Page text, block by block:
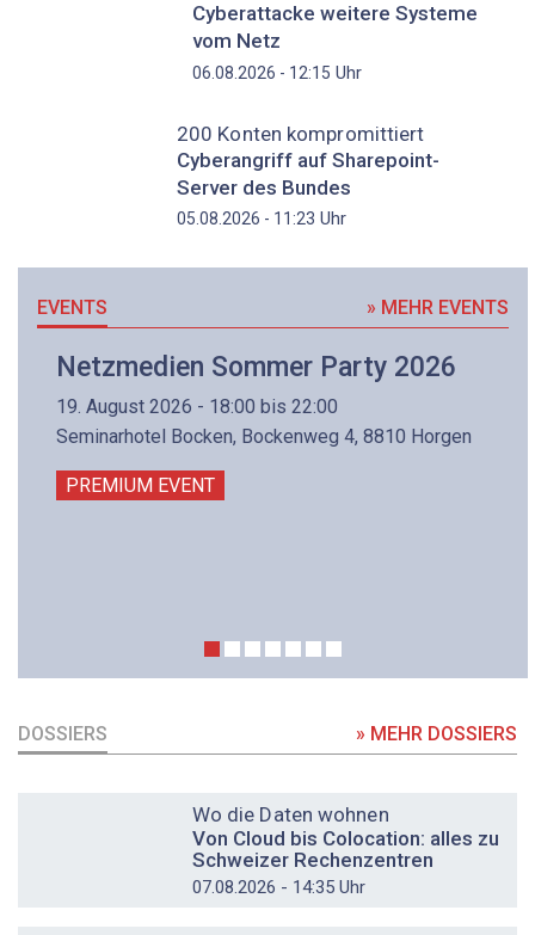
Cyberattacke weitere Systeme
vom Netz
06.08.2026 - 12:15 Uhr
200 Konten kompromittiert
Cyberangriff auf Sharepoint-
Server des Bundes
05.08.2026 - 11:23 Uhr
EVENTS » MEHR EVENTS
Netzmedien Sommer Party 2026
19. August 2026 - 18:00 bis 22:00
Seminarhotel Bocken, Bockenweg 4, 8810 Horgen
PREMIUM EVENT
DOSSIERS » MEHR DOSSIERS
Wo die Daten wohnen
Von Cloud bis Colocation: alles zu
Schweizer Rechenzentren
07.08.2026 - 14:35 Uhr